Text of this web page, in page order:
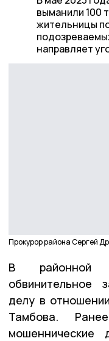
выманили 100
жительницы
направляет
Прокурор района Сергей
В районной
обвинительное
делу в
Тамбова.
мошеннические